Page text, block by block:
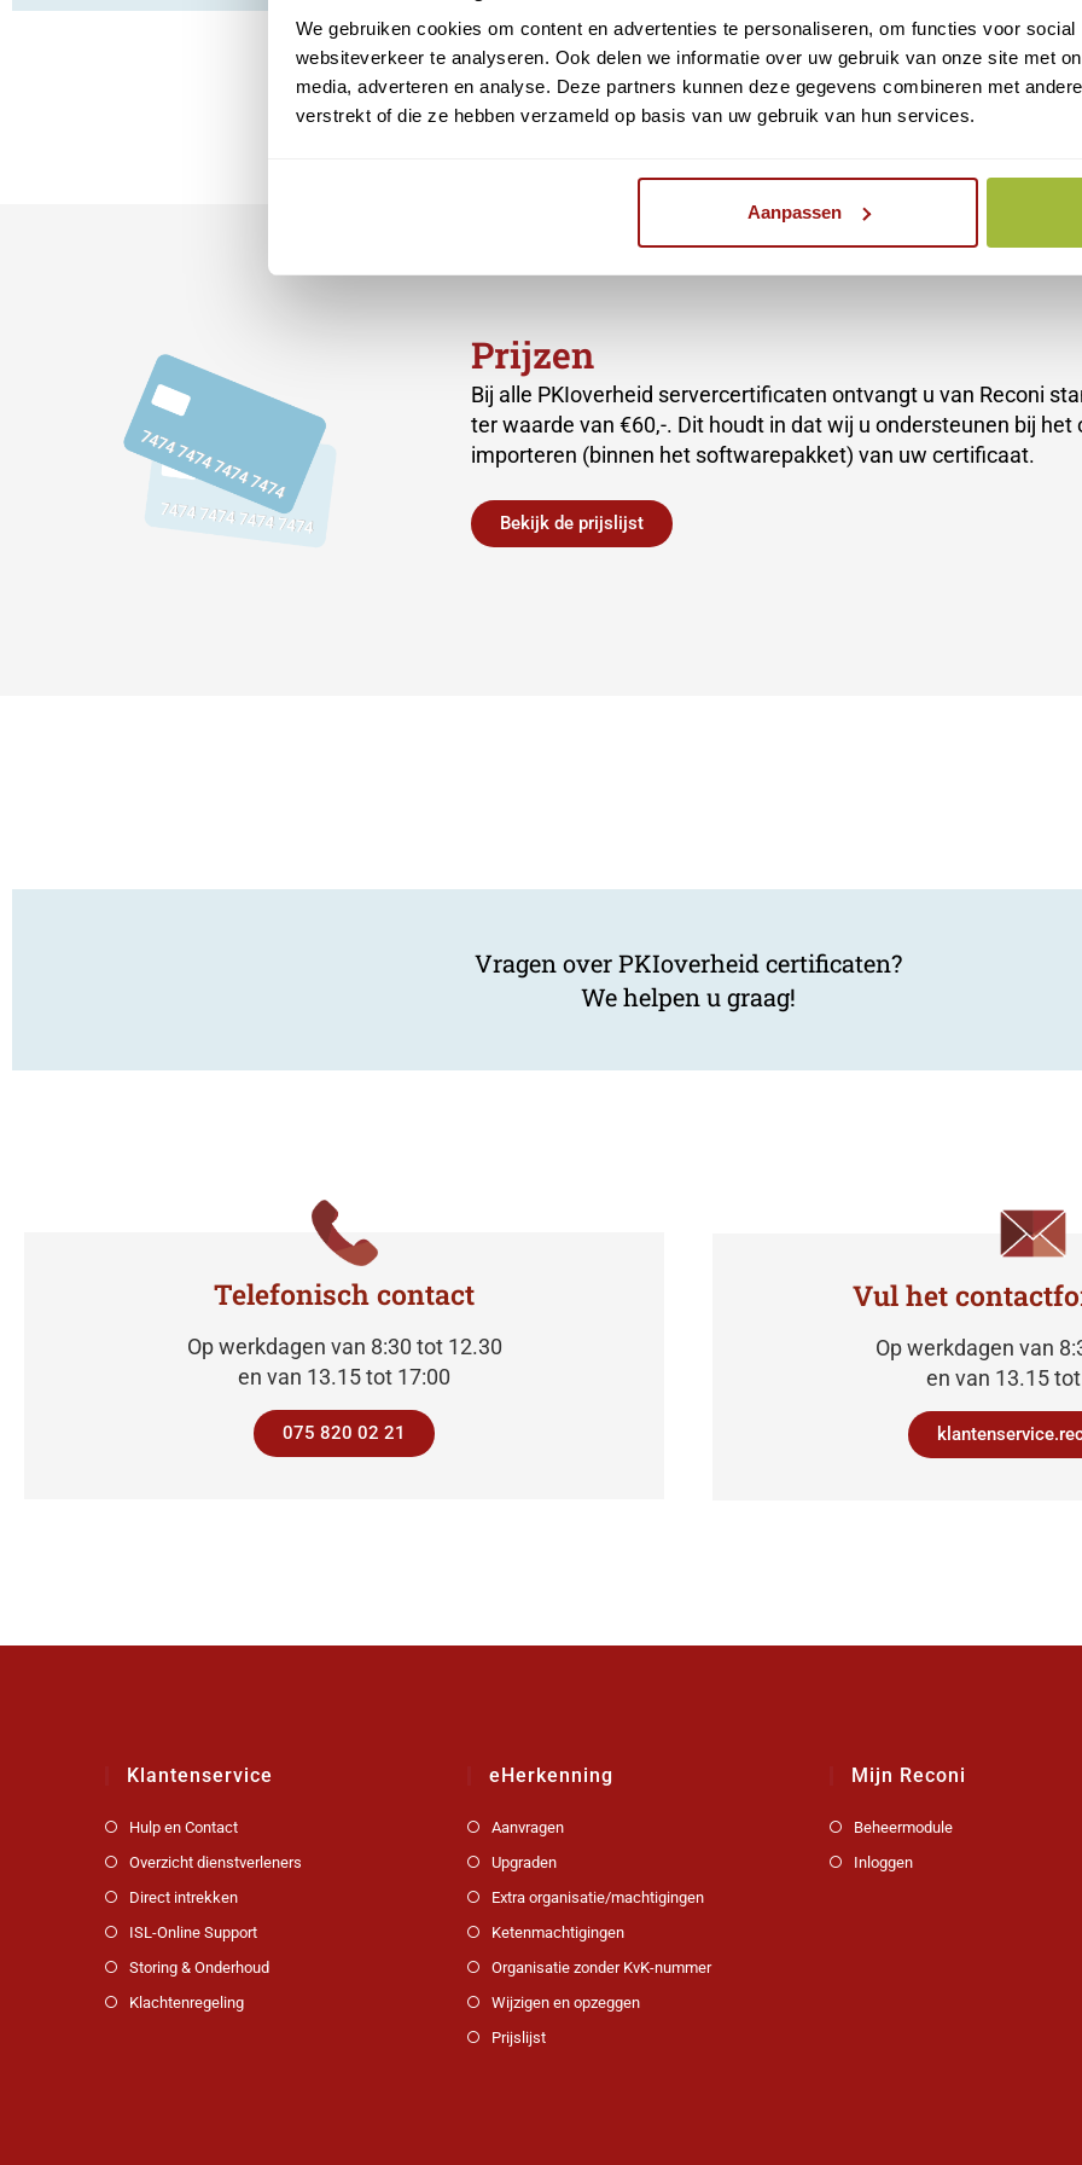
We gebruiken cookies om content en advertenties te personaliseren, om functies voor
websiteverkeer te analyseren. Ook delen we informatie over uw gebruik van onze site met
media, adverteren en analyse. Deze partners kunnen deze gegevens combineren met
verstrekt of die ze hebben verzameld op basis van uw gebruik van hun services.
Aanpassen
Prijzen
Bij alle PKIoverheid servercertificaten ontvangt u van Reconi
ter waarde van €60,-. Dit houdt in dat wij u ondersteunen bij het
importeren (binnen het softwarepakket) van uw certificaat.
Bekijk de prijslijst
Vragen over PKIoverheid certificaten?
We helpen u graag!
Telefonisch contact
Op werkdagen van 8:30 tot 12.30
en van 13.15 tot 17:00
075 820 02 21
Vul het
Op werkdagen van
en van 13.15
Klantenservice
Hulp en Contact
Overzicht dienstverleners
Direct intrekken
ISL-Online Support
Storing & Onderhoud
Klachtenregeling
eHerkenning
Aanvragen
Upgraden
Extra organisatie/machtigingen
Ketenmachtigingen
Organisatie zonder KvK-nummer
Wijzigen en opzeggen
Prijslijst
Mijn Reconi
Beheermodule
Inloggen